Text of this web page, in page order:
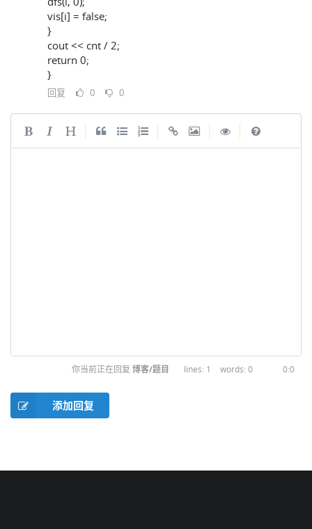
vis[i] = false;
}
cout << cnt / 2;
return 0;
}
回复 0 0
你当前正在回复 博客/题目 1 0 0:0
添加回复